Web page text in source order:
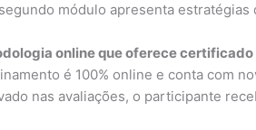
módulo apresenta
online que oferece certificado
é 100% online e conta com
nas avaliações, o participante